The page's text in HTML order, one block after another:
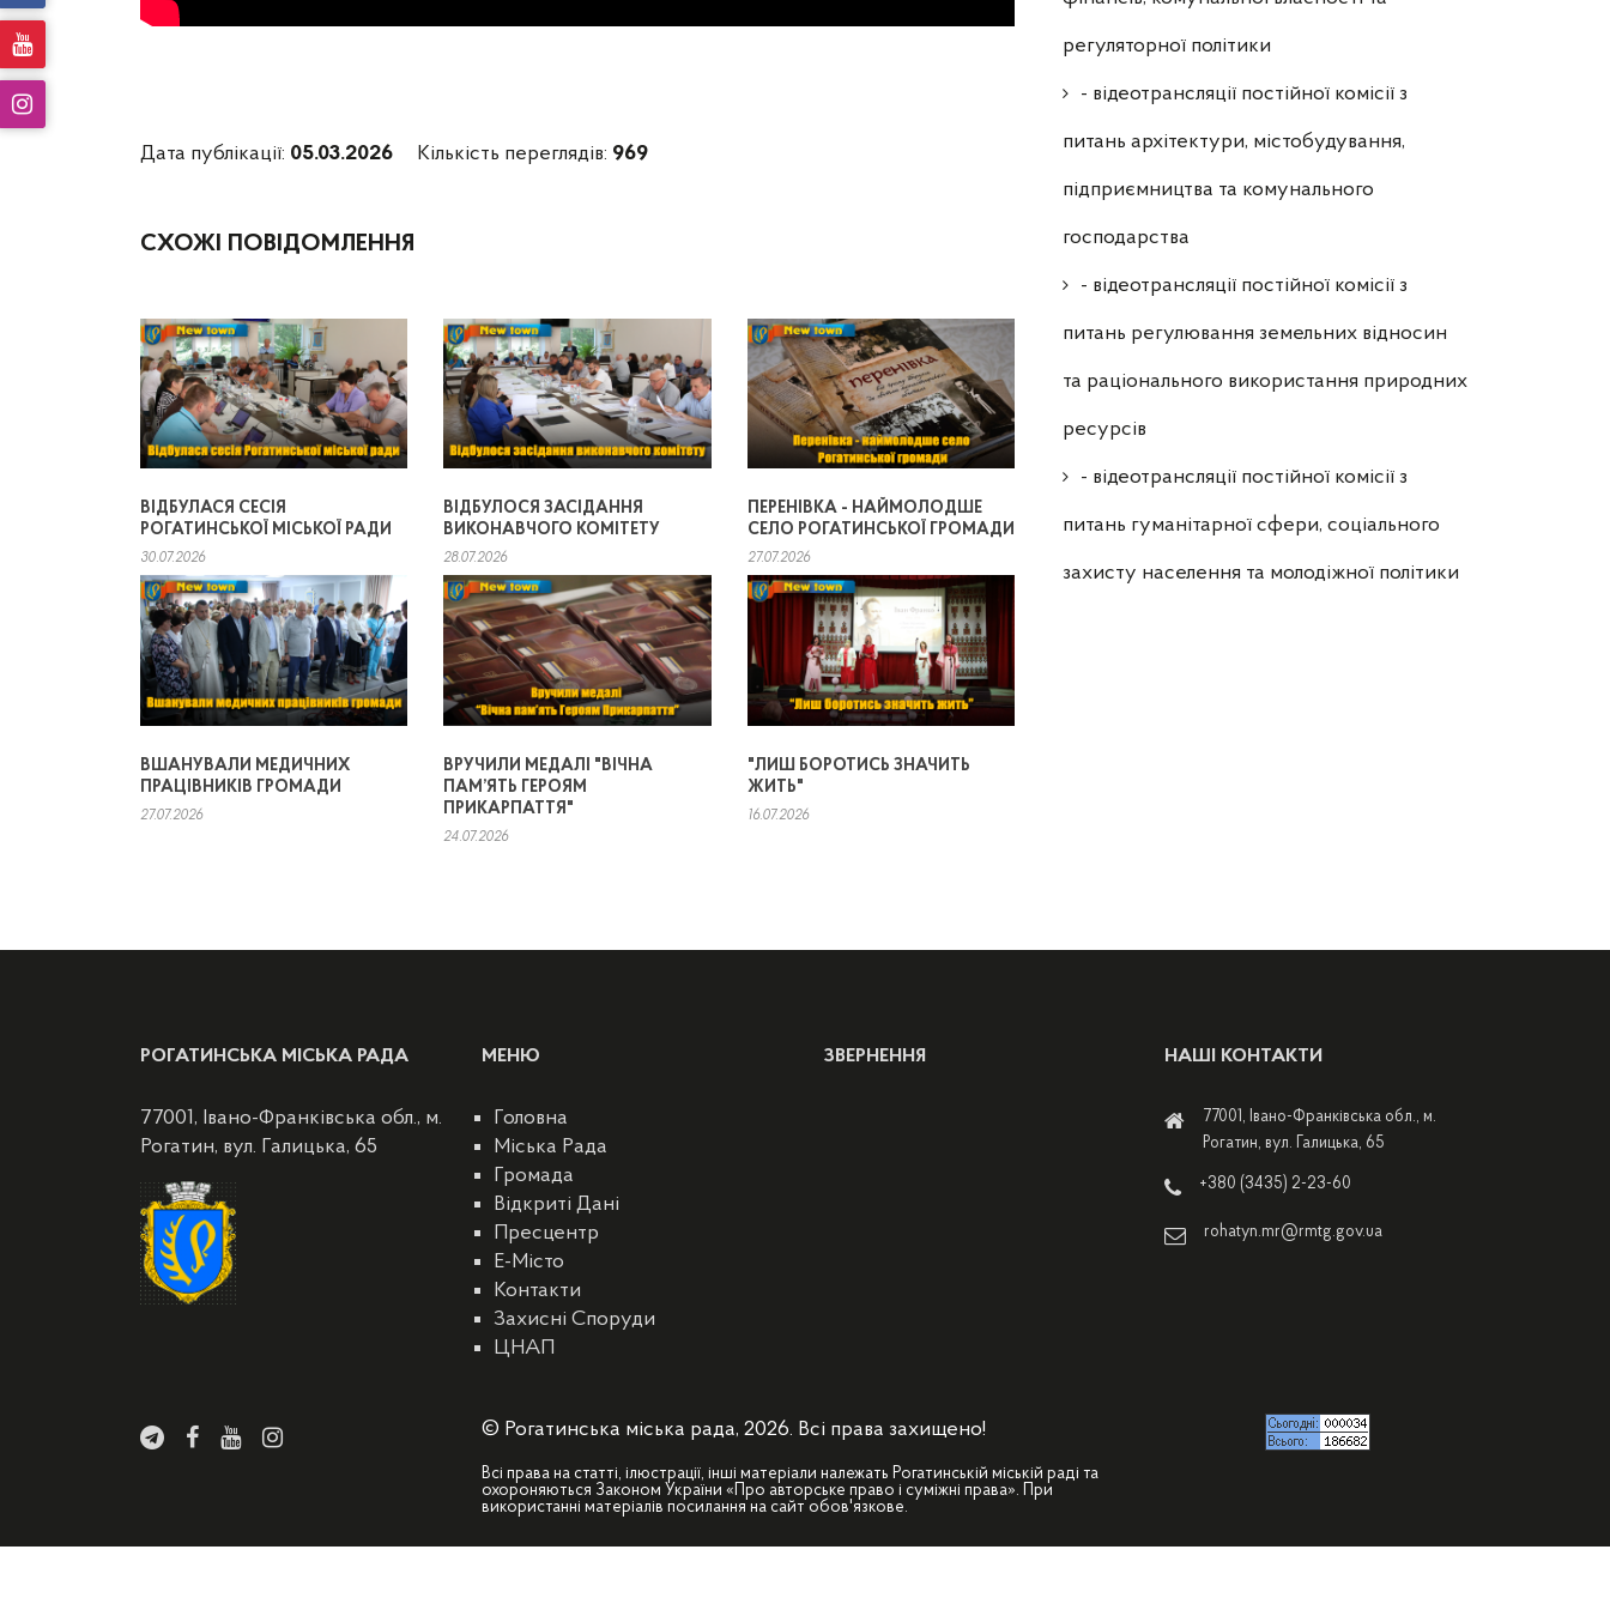
регуляторної політики
- відеотрансляції постійної комісії з
питань архітектури, містобудування,
підприємництва та комунального
господарства
- відеотрансляції постійної комісії з
питань регулювання земельних відносин
та раціонального використання природних
ресурсів
- відеотрансляції постійної комісії з
питань гуманітарної сфери, соціального
захисту населення та молодіжної політики
Дата публікації: 05.03.2026 Кількість переглядів: 969
СХОЖІ ПОВІДОМЛЕННЯ
ВІДБУЛАСЯ СЕСІЯ
РОГАТИНСЬКОЇ МІСЬКОЇ РАДИ
30.07.2026
ВІДБУЛОСЯ ЗАСІДАННЯ
ВИКОНАВЧОГО КОМІТЕТУ
28.07.2026
ПЕРЕНІВКА - НАЙМОЛОДШЕ
СЕЛО РОГАТИНСЬКОЇ ГРОМАДИ
27.07.2026
ВШАНУВАЛИ МЕДИЧНИХ
ПРАЦІВНИКІВ ГРОМАДИ
27.07.2026
ВРУЧИЛИ МЕДАЛІ "ВІЧНА
ПАМ’ЯТЬ ГЕРОЯМ
ПРИКАРПАТТЯ"
24.07.2026
"ЛИШ БОРОТИСЬ ЗНАЧИТЬ
ЖИТЬ"
16.07.2026
РОГАТИНСЬКА МІСЬКА РАДА
77001, Івано-Франківська обл., м.
Рогатин, вул. Галицька, 65
МЕНЮ
Головна
Міська Рада
Громада
Відкриті Дані
Пресцентр
E-Місто
Контакти
Захисні Споруди
ЦНАП
ЗВЕРНЕННЯ НАШІ КОНТАКТИ
77001, Івано-Франківська обл., м.
Рогатин, вул. Галицька, 65
+380 (3435) 2-23-60
rohatyn.mr@rmtg.gov.ua
© Рогатинська міська рада, 2026. Всі права захищено!
Всі права на статті, ілюстрації, інші матеріали належать Рогатинській міській раді та
охороняються Законом України «Про авторське право і суміжні права». При
використанні матеріалів посилання на сайт обов'язкове.